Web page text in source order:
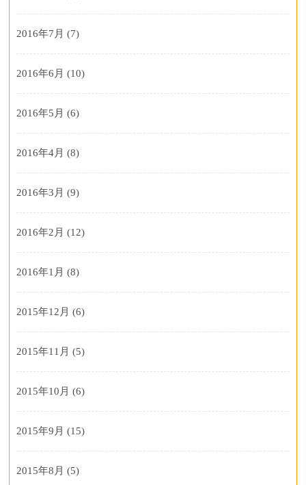
2016年7月 (7)
2016年6月 (10)
2016年5月 (6)
2016年4月 (8)
2016年3月 (9)
2016年2月 (12)
2016年1月 (8)
2015年12月 (6)
2015年11月 (5)
2015年10月 (6)
2015年9月 (15)
2015年8月 (5)